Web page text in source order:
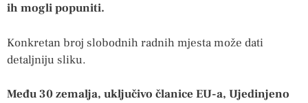
ih mogli popuniti.
Konkretan broj slobodnih radnih mjesta može dati
detaljniju sliku.
Među 30 zemalja, uključivo članice EU-a, Ujedinjeno